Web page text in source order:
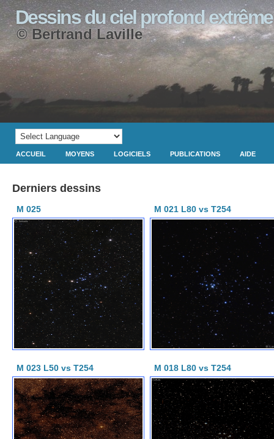
Dessins du ciel profond extrême
© Bertrand Laville
ACCUEIL MOYENS LOGICIELS PUBLICATIONS AIDE
Derniers dessins
M 025 M 021 L80 vs T254
M 023 L50 vs T254 M 018 L80 vs T254